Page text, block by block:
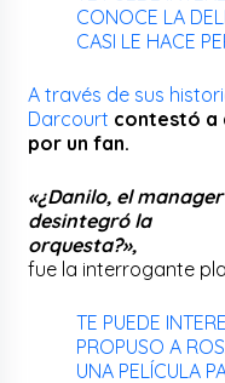
CONOCE LA
CASI LE HACE
A través de sus
Darcourt contestó a
por un fan.
«¿Danilo, el
desintegró la
orquesta?»,
fue la interrogante
TE PUEDE
PROPUSO A
UNA PELÍCULA